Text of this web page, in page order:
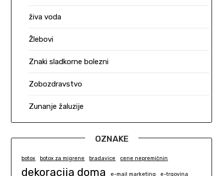
živa voda
Žlebovi
Znaki sladkorne bolezni
Zobozdravstvo
Zunanje žaluzije
OZNAKE
botox botox za migrene bradavice cene nepremičnin
dekoracija doma e-mail marketing e-trgovina